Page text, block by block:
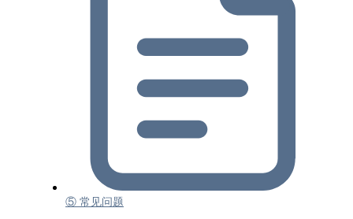
⑤ 常见问题